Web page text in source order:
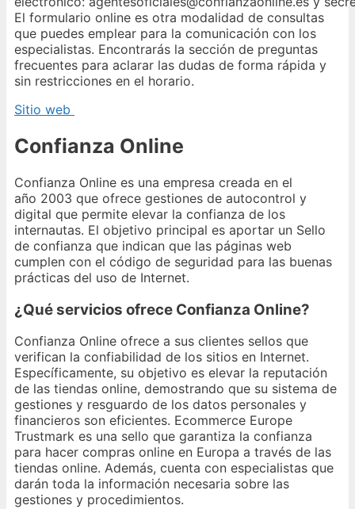
El formulario online es otra modalidad de consultas
que puedes emplear para la comunicación con los
especialistas. Encontrarás la sección de preguntas
frecuentes para aclarar las dudas de forma rápida y
sin restricciones en el horario.
Sitio web
Confianza Online
Confianza Online es una empresa creada en el
año 2003 que ofrece gestiones de autocontrol y
digital que permite elevar la confianza de los
internautas. El objetivo principal es aportar un Sello
de confianza que indican que las páginas web
cumplen con el código de seguridad para las buenas
prácticas del uso de Internet.
¿Qué servicios ofrece Confianza Online?
Confianza Online ofrece a sus clientes sellos que
verifican la confiabilidad de los sitios en Internet.
Específicamente, su objetivo es elevar la reputación
de las tiendas online, demostrando que su sistema de
gestiones y resguardo de los datos personales y
financieros son eficientes. Ecommerce Europe
Trustmark es una sello que garantiza la confianza
para hacer compras online en Europa a través de las
tiendas online. Además, cuenta con especialistas que
darán toda la información necesaria sobre las
gestiones y procedimientos.